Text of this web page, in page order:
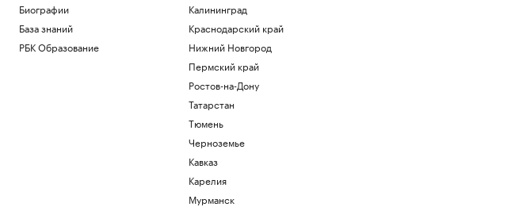
Биографии
База знаний
РБК Образование
Калининград
Краснодарский край
Нижний Новгород
Пермский край
Ростов-на-Дону
Татарстан
Тюмень
Черноземье
Кавказ
Карелия
Мурманск